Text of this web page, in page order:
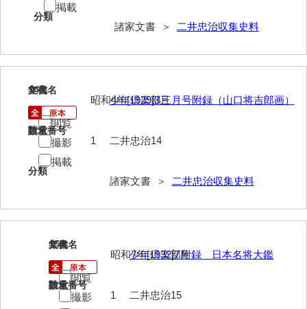
門井家文書
金谷家文書
兼重家文書
兼田家文書
嘉村家文書
亀田家文書
賀屋家文書
河北家文書
分類
諸家文書 ＞ 二井忠治収集史料
掲載
14
文書名
少年倶楽部三月号附録（山口将吉郎画）
請求番号
二井忠治14
分類
諸家文書 ＞ 二井忠治収集史料
年代
昭和4年[1929]3月
数量
1
閲覧
撮影
掲載
15
文書名
少年倶楽部附録 日本名将大鑑
請求番号
二井忠治15
年代
昭和7年[1932]7月
数量
1
閲覧
撮影